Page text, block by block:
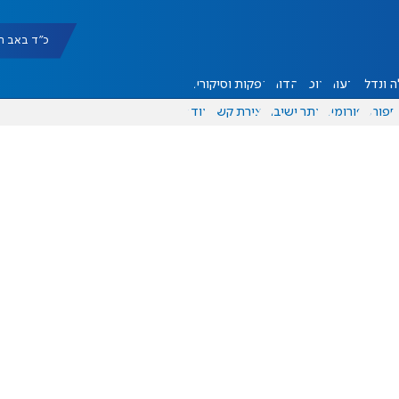
כ"ד באב תשפ"ו
ונדל"ן דעות אוכל יהדות הפקות וסיקורים
ספורט פורומים אתר ישיבה יצירת קשר עוד